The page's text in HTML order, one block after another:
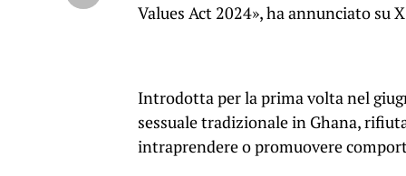
Values ​​Act 2024», ha annunciato su
Introdotta per la prima volta nel
sessuale tradizionale in Ghana,
intraprendere o promuovere